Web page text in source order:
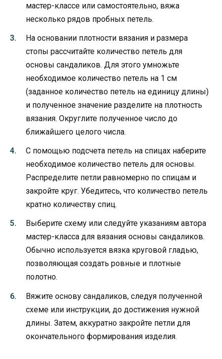
мастер-классе или самостоятельно, вяжа
несколько рядов пробных петель.
На основании плотности вязания и размера
стопы рассчитайте количество петель для
основы сандаликов. Для этого умножьте
необходимое количество петель на 1 см
(заданное количество петель на единицу длины)
и полученное значение разделите на плотность
вязания. Округлите полученное число до
ближайшего целого числа.
С помощью подсчета петель на спицах наберите
необходимое количество петель для основы.
Распределите петли равномерно по спицам и
закройте круг. Убедитесь, что количество петель
кратно количеству спиц.
Выберите схему или следуйте указаниям автора
мастер-класса для вязания основы сандаликов.
Обычно используется вязка круговой гладью,
позволяющая создать ровные и плотные
полотно.
Вяжите основу сандаликов, следуя полученной
схеме или инструкции, до достижения нужной
длины. Затем, аккуратно закройте петли для
окончательного формирования изделия.